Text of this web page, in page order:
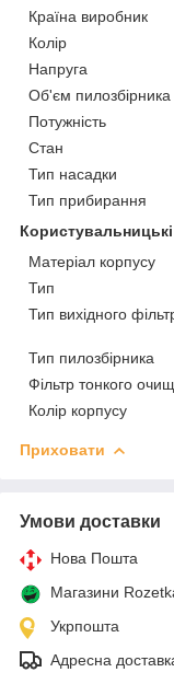
Країна виробник
Колір
Напруга
Об'єм пилозбірника
Потужність
Стан
Тип насадки
Тип прибирання
Матеріал корпусу
Тип
Тип вихідного
Тип пилозбірника
Фільтр тонкого
Колір корпусу
Приховати
Умови доставки
Нова Пошта
Магазини
Укрпошта
Адресна